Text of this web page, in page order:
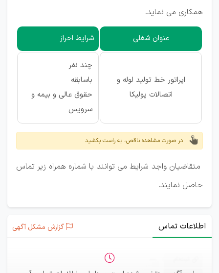
همکاری می نماید.
عنوان شغلی شرایط احراز
اپراتور خط تولید لوله و
اتصالات پولیکا
چند نفر
باسابقه
حقوق عالی و بیمه و
سرویس
در صورت مشاهده ناقص، به راست بکشید
متقاضیان واجد شرایط می توانند با شماره همراه زیر تماس
حاصل نمایند.
اطلاعات تماس گزارش مشکل آگهی